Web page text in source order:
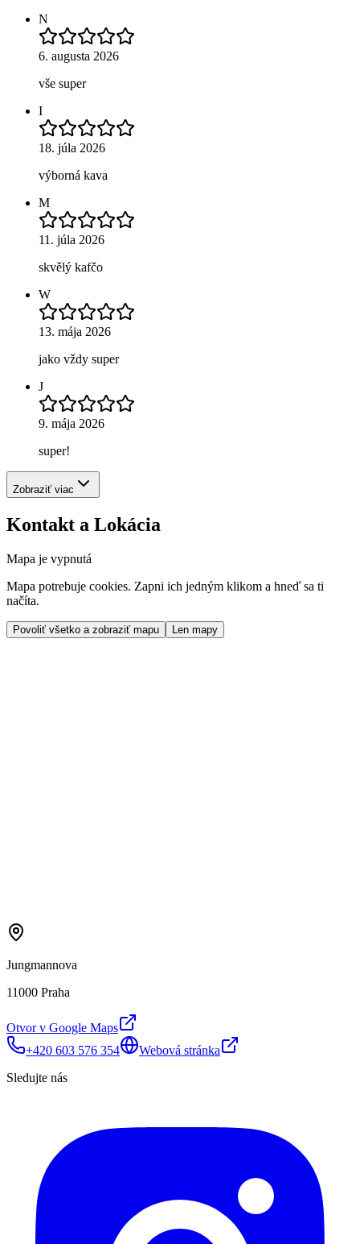
N
6. augusta 2026
vše super
I
18. júla 2026
výborná kava
M
11. júla 2026
skvělý kafčo
W
13. mája 2026
jako vždy super
J
9. mája 2026
super!
Zobraziť viac
Kontakt a Lokácia
Mapa je vypnutá
Mapa potrebuje cookies. Zapni ich jedným klikom a hneď sa ti
načíta.
Povoliť všetko a zobraziť mapu Len mapy
Jungmannova
11000 Praha
Otvor v Google Maps
+420 603 576 354
Webová stránka
Sledujte nás